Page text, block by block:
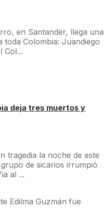
en Santander, llega una
toda Colombia: Juandiego
Col...
deja tres muertos y
tragedia la noche de este
de sicarios irrumpió
al ...